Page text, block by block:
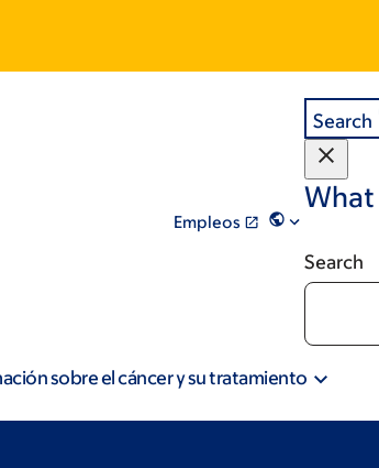
Empleos
Search
What
Search
sobre el cáncer y su tratamiento